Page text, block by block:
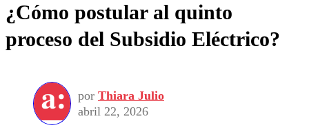
¿Cómo postular al quinto
proceso del Subsidio Eléctrico?
por Thiara Julio
abril 22, 2026